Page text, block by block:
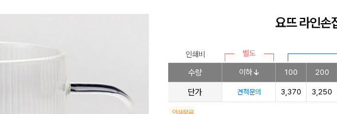
요뜨 라인
인쇄비 별도
수량 이하 100 200
단가 견적문의 3,370 3,250